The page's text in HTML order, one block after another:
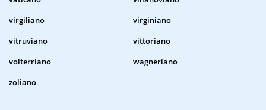
virgiliano
virginiano
vitruviano
vittoriano
volterriano
wagneriano
zoliano